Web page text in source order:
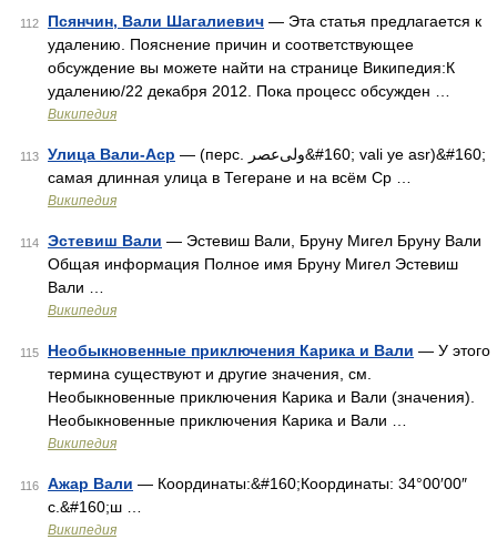
112 Псянчин, Вали Шагалиевич — Эта статья предлагается к
удалению. Пояснение причин и соответствующее
обсуждение вы можете найти на странице Википедия:К
удалению/22 декабря 2012. Пока процесс обсужден …
Википедия
113 Улица Вали-Аср — (перс. ولی‌عصر‎&#160; vali ye asr)&#160;
самая длинная улица в Тегеране и на всём Ср …
Википедия
114 Эстевиш Вали — Эстевиш Вали, Бруну Мигел Бруну Вали
Общая информация Полное имя Бруну Мигел Эстевиш
Вали …
Википедия
115 Необыкновенные приключения Карика и Вали — У этого
термина существуют и другие значения, см.
Необыкновенные приключения Карика и Вали (значения).
Необыкновенные приключения Карика и Вали …
Википедия
116 Ажар Вали — Координаты:&#160;Координаты: 34°00′00″
с.&#160;ш …
Википедия